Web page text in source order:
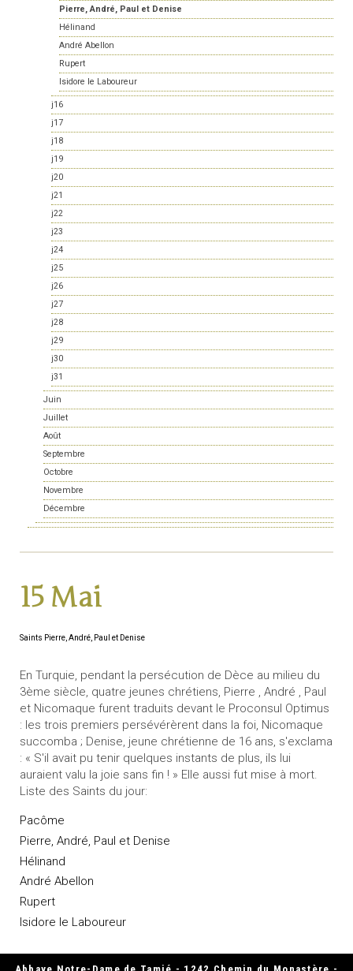
Pierre, André, Paul et Denise
Hélinand
André Abellon
Rupert
Isidore le Laboureur
j16
j17
j18
j19
j20
j21
j22
j23
j24
j25
j26
j27
j28
j29
j30
j31
Juin
Juillet
Août
Septembre
Octobre
Novembre
Décembre
15 Mai
Saints Pierre, André, Paul et Denise
En Turquie, pendant la persécution de Dèce au milieu du
3ème siècle, quatre jeunes chrétiens, Pierre , André , Paul
et Nicomaque furent traduits devant le Proconsul Optimus
: les trois premiers persévérèrent dans la foi, Nicomaque
succomba ; Denise, jeune chrétienne de 16 ans, s'exclama
: « S'il avait pu tenir quelques instants de plus, ils lui
auraient valu la joie sans fin ! » Elle aussi fut mise à mort.
Liste des Saints du jour:
Pacôme
Pierre, André, Paul et Denise
Hélinand
André Abellon
Rupert
Isidore le Laboureur